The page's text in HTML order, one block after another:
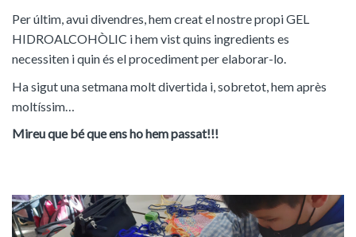
Per últim, avui divendres, hem creat el nostre propi GEL
HIDROALCOHÒLIC i hem vist quins ingredients es
necessiten i quin és el procediment per elaborar-lo.
Ha sigut una setmana molt divertida i, sobretot, hem après
moltíssim…
Mireu que bé que ens ho hem passat!!!